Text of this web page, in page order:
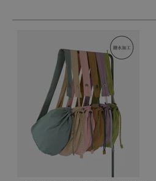
ようこそ ゲスト 様
ログイン